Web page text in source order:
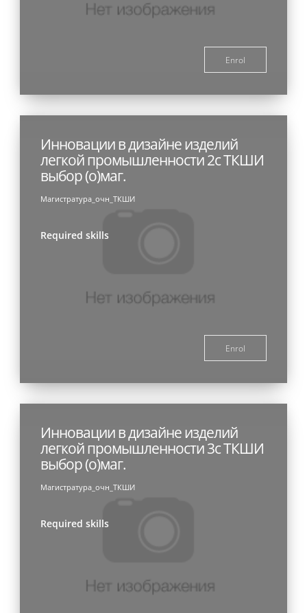
Enrol
Инновации в дизайне изделий
легкой промышленности 2с ТКШИ
выбор (о)маг.
Магистратура_очн_ТКШИ
Required skills
Enrol
Инновации в дизайне изделий
легкой промышленности 3с ТКШИ
выбор (о)маг.
Магистратура_очн_ТКШИ
Required skills